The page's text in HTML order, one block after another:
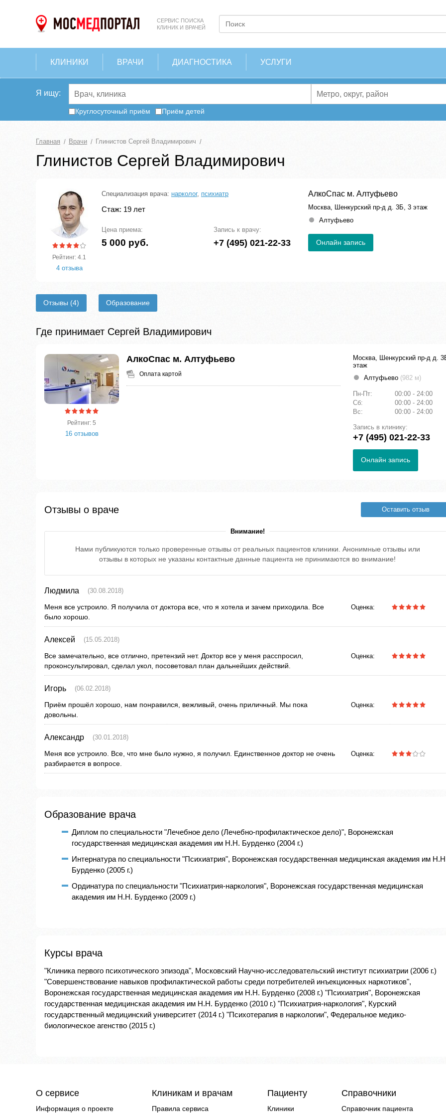
СЕРВИС ПОИСКА
КЛИНИК И ВРАЧЕЙ
КЛИНИКИ ВРАЧИ ДИАГНОСТИКА УСЛУГИ
Я ищу:
Круглосуточный приём Приём детей
Главная Врачи Глинистов Сергей Владимирович
Глинистов Сергей Владимирович
Рейтинг: 4.1
4 отзыва
Специализация врача: нарколог, психиатр
Стаж: 19 лет
Цена приема:
5 000 руб.
Запись к врачу:
+7 (495) 021-22-33
АлкоСпас м. Алтуфьево
Москва, Шенкурский пр-д д. 3Б, 3 этаж
Алтуфьево
Онлайн запись
Отзывы (4) Образование
Где принимает Сергей Владимирович
Рейтинг: 5
16 отзывов
АлкоСпас м. Алтуфьево
Оплата картой
Москва, Шенкурский пр-д д.
этаж
Алтуфьево (982 м)
Пн-Пт:
00:00 - 24:00
Сб:
00:00 - 24:00
Вс:
00:00 - 24:00
Запись в клинику:
+7 (495) 021-22-33
Онлайн запись
Отзывы о враче Оставить отзыв
Внимание!
Нами публикуются только проверенные отзывы от реальных пациентов клиники. Анонимные отзывы или
отзывы в которых не указаны контактные данные пациента не принимаются во внимание!
Людмила (30.08.2018)
Меня все устроило. Я получила от доктора все, что я хотела и зачем приходила. Все
было хорошо.
Оценка:
Алексей (15.05.2018)
Все замечательно, все отлично, претензий нет. Доктор все у меня расспросил,
проконсультировал, сделал укол, посоветовал план дальнейших действий.
Оценка:
Игорь (06.02.2018)
Приём прошёл хорошо, нам понравился, вежливый, очень приличный. Мы пока
довольны.
Оценка:
Александр (30.01.2018)
Меня все устроило. Все, что мне было нужно, я получил. Единственное доктор не очень
разбирается в вопросе.
Оценка:
Образование врача
Диплом по специальности "Лечебное дело (Лечебно-профилактическое дело)", Воронежская
государственная медицинская академия им Н.Н. Бурденко (2004 г.)
Интернатура по специальности "Психиатрия", Воронежская государственная медицинская академия им
Бурденко (2005 г.)
Ординатура по специальности "Психиатрия-наркология", Воронежская государственная медицинская
академия им Н.Н. Бурденко (2009 г.)
Курсы врача
"Клиника первого психотического эпизода", Московский Научно-исследовательский институт психиатрии (2006 г.)
"Совершенствование навыков профилактической работы среди потребителей инъекционных наркотиков",
Воронежская государственная медицинская академия им Н.Н. Бурденко (2008 г.) "Психиатрия", Воронежская
государственная медицинская академия им Н.Н. Бурденко (2010 г.) "Психиатрия-наркология", Курский
государственный медицинский университет (2014 г.) "Психотерапия в наркологии", Федеральное медико-
биологическое агенство (2015 г.)
О сервисе
Информация о проекте
Клиникам и врачам
Правила сервиса
Пациенту
Клиники
Справочники
Справочник пациента